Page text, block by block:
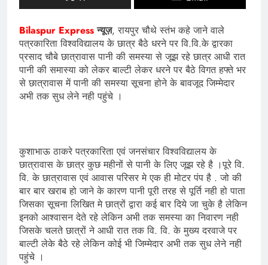
Bilaspur Expressन्यूज़, रायपुर चौथे स्तंभ कहे जाने वाले
पत्रकारिता विश्वविद्यालय के छात्र बैठे धरने पर वि.वि.के द्वारका
प्रसाद चौबे छात्रावास पानी की समस्या से जूझ रहे छात्र आधी रात
पानी की समास्या को लेकर बाल्टी लेकर धरने पर बैठे विगत हफ्ते भर
से छात्रावास में पानी की समस्या सूचना होने के बावजूद जिम्मेदार
अभी तक सुध लेने नही पहुंचे ।
कुशाभाऊ ठाकरे पत्रकारिता एवं जनसंचार विश्वविद्यालय के
छात्रावास के छात्र कुछ महीनों से पानी के लिए जूझ रहे है ।पूरे वि.
वि. के छात्रावास एवं आवास परिसर मे एक ही मोटर पंप है . जो की
बार बार खराब हो जाने के कारण पानी पूरी तरह से पूर्ति नही हो पाता
जिसका सूचना लिखित मे छात्रों द्वारा कई बार दिये जा चुके है लेकिन
इनको आश्वासन देते रहे लेकिन अभी तक समस्या का निवारण नही
जिसके चलते छात्रों ने आधी रात तक वि. वि. के मुख्य दरवाजे पर
बाल्टी लेके बैठे रहे लेकिन कोई भी जिम्मेदार अभी तक सुध लेने नही
पहुंचे ।